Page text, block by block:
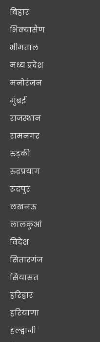
बिहार
भिक्यासैण
भीमताल
मध्य प्रदेश
मनोरंजन
मुंबई
राजस्थान
रामनगर
रुड़की
रुद्रप्रयाग
रूद्रपुर
लखनऊ
लालकुआं
विदेश
सितारगंज
सियासत
हरिद्वार
हरियाणा
हल्द्वानी